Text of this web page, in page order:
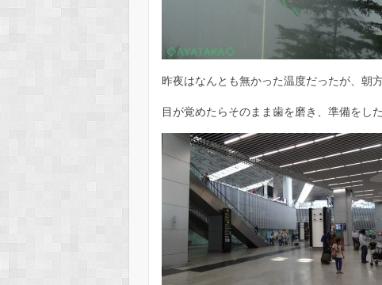
昨夜はなんとも無かった温度だったが、朝
目が覚めたらそのまま歯を磨き、準備をした